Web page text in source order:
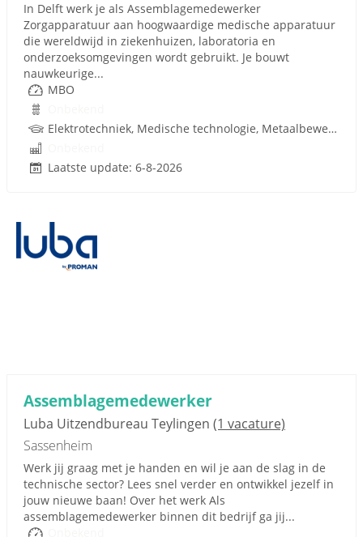
In Delft werk je als Assemblagemedewerker
Zorgapparatuur aan hoogwaardige medische apparatuur
die wereldwijd in ziekenhuizen, laboratoria en
onderzoeksomgevingen wordt gebruikt. Je bouwt
nauwkeurige...
MBO
Elektrotechniek, Medische technologie, Metaalbewerking, Medische Techniek, Techniek
Laatste update: 6-8-2026
Assemblagemedewerker
Luba Uitzendbureau Teylingen (1 vacature)
Sassenheim
Werk jij graag met je handen en wil je aan de slag in de
technische sector? Lees snel verder en ontwikkel jezelf in
jouw nieuwe baan! Over het werk Als
assemblagemedewerker binnen dit bedrijf ga jij...